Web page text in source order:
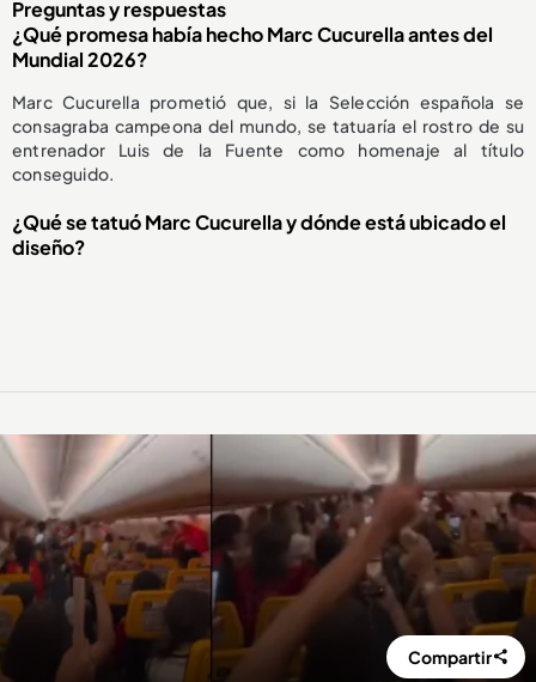
Preguntas y respuestas
¿Qué promesa había hecho Marc Cucurella antes del
Mundial 2026?
Marc Cucurella prometió que, si la Selección española se
consagraba campeona del mundo, se tatuaría el rostro de su
entrenador Luis de la Fuente como homenaje al título
conseguido.
¿Qué se tatuó Marc Cucurella y dónde está ubicado el
diseño?
Compartir